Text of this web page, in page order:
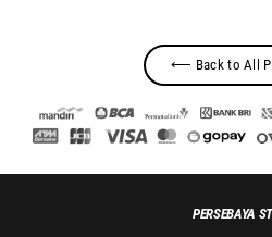
⟵ Back to All
PERSEBAYA